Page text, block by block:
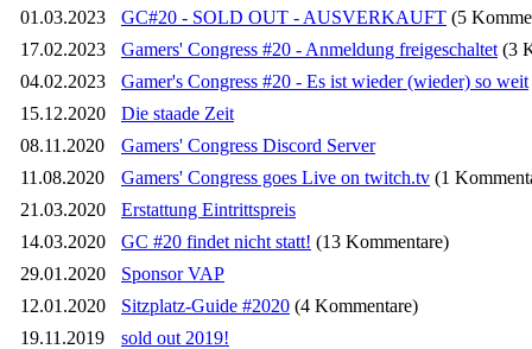
01.03.2023
GC#20 - SOLD OUT - AUSVERKAUFT (5
17.02.2023
Gamers' Congress #20 - Anmeldung freigeschaltet (3
04.02.2023
Gamer's Congress #20 - Es ist wieder (wieder) so weit
15.12.2020
Die staade Zeit
08.11.2020
Gamers' Congress Discord Server
11.08.2020
Gamers' Congress goes Live on twitch.tv (1
21.03.2020
Erstattung Eintrittspreis
14.03.2020
GC #20 findet nicht statt! (13 Kommentare)
29.01.2020
Sponsor VAP
12.01.2020
Sitzplatz-Guide #2020 (4 Kommentare)
19.11.2019
sold out 2019!